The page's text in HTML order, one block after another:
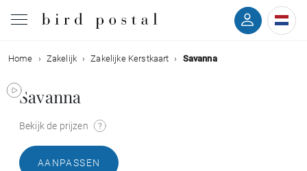
Bruiloft
Geboorte
Home Zakelijk Zakelijke Kerstkaart Savanna
Savanna
Bekijk de prijzen
AANPASSEN